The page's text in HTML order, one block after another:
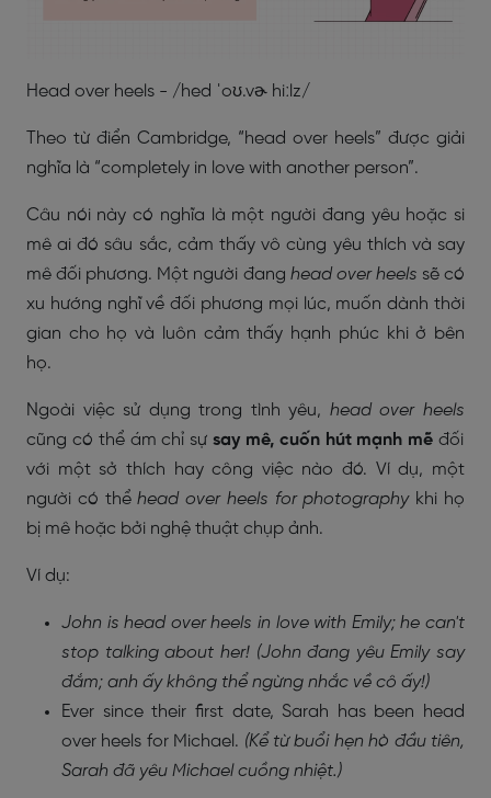
Head over heels - /hed ˈoʊ.vɚ hiːlz/
Theo từ điển Cambridge, “head over heels” được giải
nghĩa là “completely in love with another person”.
Câu nói này có nghĩa là một người đang yêu hoặc si
mê ai đó sâu sắc, cảm thấy vô cùng yêu thích và say
mê đối phương. Một người đang head over heels sẽ có
xu hướng nghĩ về đối phương mọi lúc, muốn dành thời
gian cho họ và luôn cảm thấy hạnh phúc khi ở bên
họ.
Ngoài việc sử dụng trong tình yêu, head over heels
cũng có thể ám chỉ sựsay mê, cuốn hút mạnh mẽ đối
với một sở thích hay công việc nào đó. Ví dụ, một
người có thểhead over heels for photographykhi họ
bị mê hoặc bởi nghệ thuật chụp ảnh.
Ví dụ:
John is head over heels in love with Emily; he can't
stop talking about her!(John đang yêu Emily say
đắm; anh ấy không thể ngừng nhắc về cô ấy!)
Ever since their first date, Sarah has been head
over heels for Michael. (Kể từ buổi hẹn hò đầu tiên,
Sarah đã yêu Michael cuồng nhiệt.)